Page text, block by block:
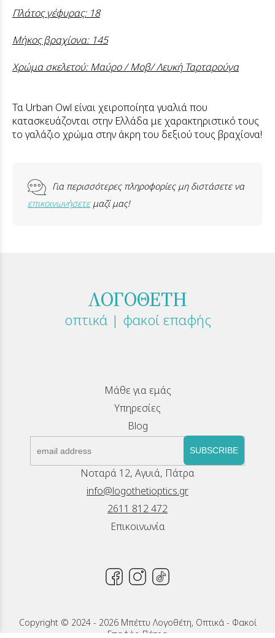
Πλάτος γέφυρας: 18
Μήκος βραχίονα: 145
Χρώμα σκελετού: Μαύρο / Μοβ/ Λευκή Ταρταρούγα
Τα Urban Owl είναι χειροποίητα γυαλιά που
κατασκευάζονται στην Ελλάδα με χαρακτηριστικό τους
το γαλάζιο χρώμα στην άκρη του δεξιού τους βραχίονα!
Για περισσότερες πληροφορίες μη διστάσετε να
επικοινωνήσετεμαζί μας!
ΛΟΓΟΘΕΤΗ
οπτικά | φακοί επαφής
Μάθε για εμάς
Υπηρεσίες
Blog
SUBSCRIBE
Νοταρά 12, Αγυιά, Πάτρα
info@logothetioptics.gr
2611 812 472
Επικοινωνία
Copyright © 2024 - 2026 Μπέττυ Λογοθέτη, Οπτικά - Φακοί
Επαφής, Πάτρα